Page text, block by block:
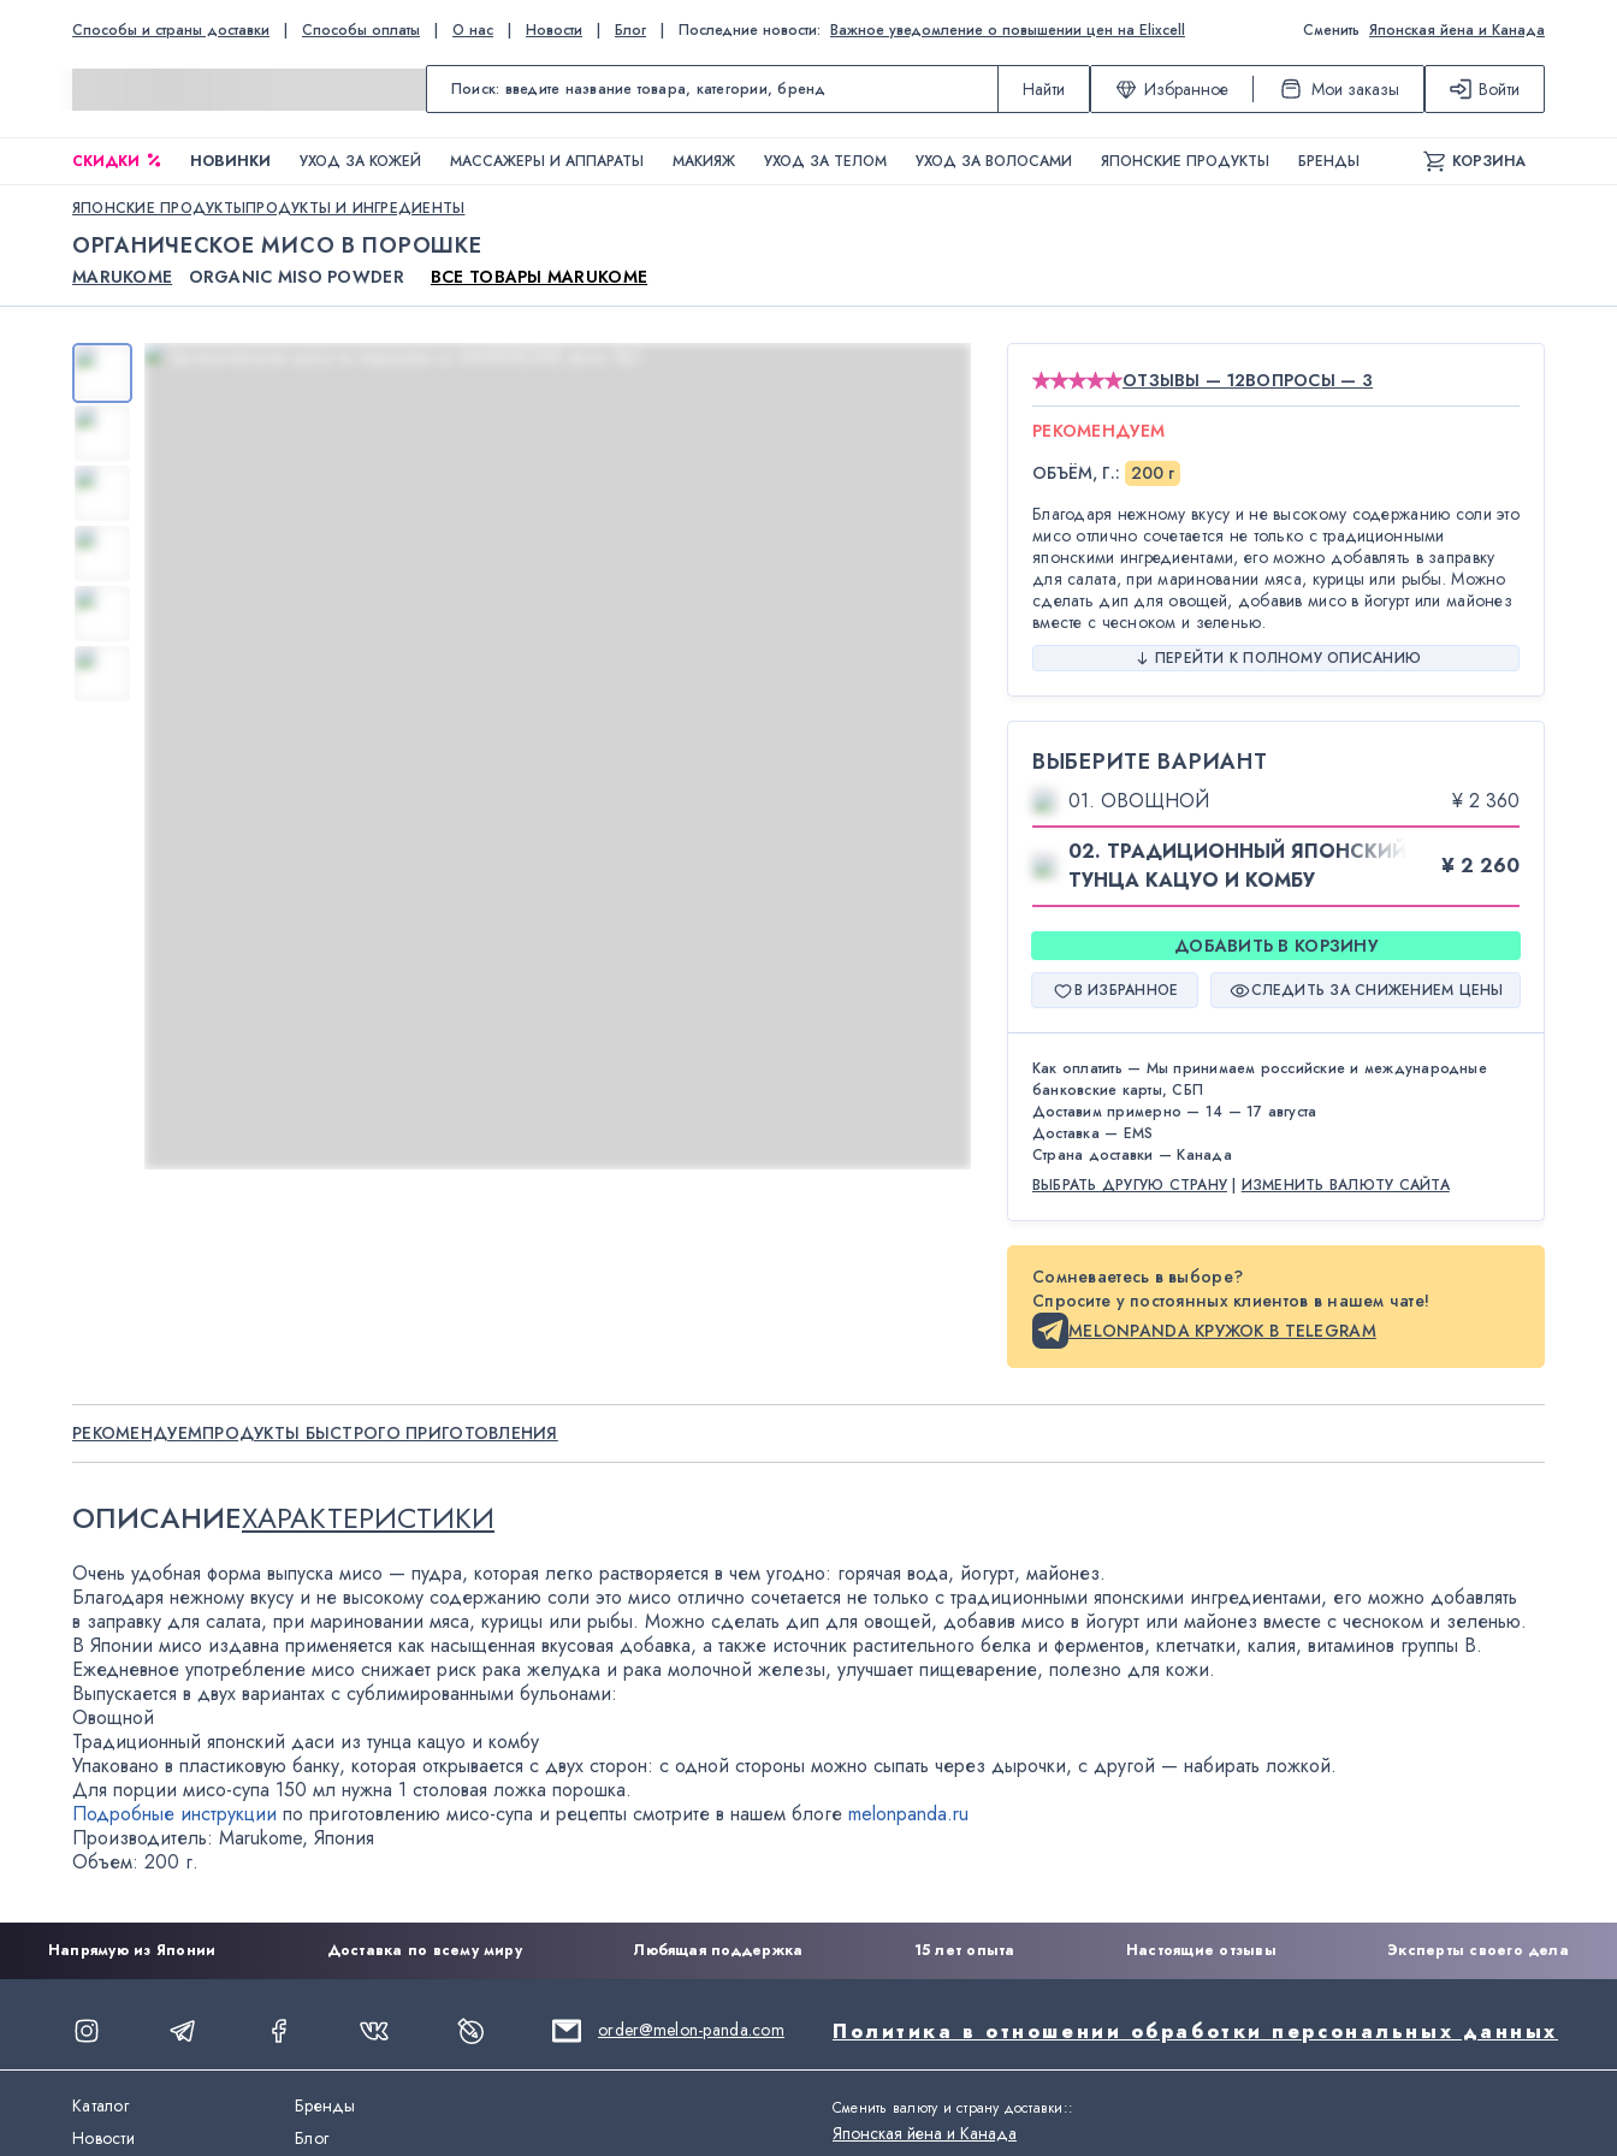
Способы и страны доставки | Способы оплаты | О нас | Новости | Блог | Последние новости: Важное уведомление о повышении цен на Elixcell Сменить Японская йена и Канада
Найти Избранное Мои заказы Войти
СКИДКИ НОВИНКИ УХОД ЗА КОЖЕЙ МАССАЖЕРЫ И АППАРАТЫ МАКИЯЖ УХОД ЗА ТЕЛОМ УХОД ЗА ВОЛОСАМИ ЯПОНСКИЕ ПРОДУКТЫ БРЕНДЫ КОРЗИНА
ЯПОНСКИЕ ПРОДУКТЫПРОДУКТЫ И ИНГРЕДИЕНТЫ
ОРГАНИЧЕСКОЕ МИСО В ПОРОШКЕ
MARUKOME ORGANIC MISO POWDER ВСЕ ТОВАРЫ MARUKOME
ОТЗЫВЫ — 12ВОПРОСЫ — 3
РЕКОМЕНДУЕМ
ОБЪЁМ, Г.: 200 г
Благодаря нежному вкусу и не высокому содержанию соли это
мисо отлично сочетается не только с традиционными
японскими ингредиентами, его можно добавлять в заправку
для салата, при мариновании мяса, курицы или рыбы. Можно
сделать дип для овощей, добавив мисо в йогурт или майонез
вместе с чесноком и зеленью.
ПЕРЕЙТИ К ПОЛНОМУ ОПИСАНИЮ
ВЫБЕРИТЕ ВАРИАНТ
01. ОВОЩНОЙ
¥ 2 360
02. ТРАДИЦИОННЫЙ ЯПОНСКИЙ ДАСИ ИЗ
ТУНЦА КАЦУО И КОМБУ
¥ 2 260
ДОБАВИТЬ В КОРЗИНУ
В ИЗБРАННОЕ СЛЕДИТЬ ЗА СНИЖЕНИЕМ ЦЕНЫ
Как оплатить — Мы принимаем российские и международные
банковские карты, СБП
Доставим примерно — 14 — 17 августа
Доставка — EMS
Страна доставки — Канада
ВЫБРАТЬ ДРУГУЮ СТРАНУ | ИЗМЕНИТЬ ВАЛЮТУ САЙТА
Сомневаетесь в выборе?
Спросите у постоянных клиентов в нашем чате!
MELONPANDA КРУЖОК В TELEGRAM
РЕКОМЕНДУЕМПРОДУКТЫ БЫСТРОГО ПРИГОТОВЛЕНИЯ
ОПИСАНИЕХАРАКТЕРИСТИКИ
Очень удобная форма выпуска мисо — пудра, которая легко растворяется в чем угодно: горячая вода, йогурт, майонез.
Благодаря нежному вкусу и не высокому содержанию соли это мисо отлично сочетается не только с традиционными японскими ингредиентами, его можно добавлять
в заправку для салата, при мариновании мяса, курицы или рыбы. Можно сделать дип для овощей, добавив мисо в йогурт или майонез вместе с чесноком и зеленью.
В Японии мисо издавна применяется как насыщенная вкусовая добавка, а также источник растительного белка и ферментов, клетчатки, калия, витаминов группы B.
Ежедневное употребление мисо снижает риск рака желудка и рака молочной железы, улучшает пищеварение, полезно для кожи.
Выпускается в двух вариантах с сублимированными бульонами:
Овощной
Традиционный японский даси из тунца кацуо и комбу
Упаковано в пластиковую банку, которая открывается с двух сторон: с одной стороны можно сыпать через дырочки, с другой — набирать ложкой.
Для порции мисо-супа 150 мл нужна 1 столовая ложка порошка.
Подробные инструкции по приготовлению мисо-супа и рецепты смотрите в нашем блоге melonpanda.ru
Производитель: Marukome, Япония
Объем: 200 г.
Напрямую из Японии Доставка по всему миру Любящая поддержка 15 лет опыта Настоящие отзывы Эксперты своего дела
order@melon-panda.com Политика в отношении обработки персональных данных
Каталог
Бренды
Новости
Блог
Сменить валюту и страну доставки::
Японская йена и Канада